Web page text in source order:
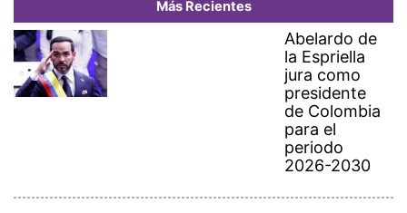
Más Recientes
Abelardo de
la Espriella
jura como
presidente
de Colombia
para el
periodo
2026-2030